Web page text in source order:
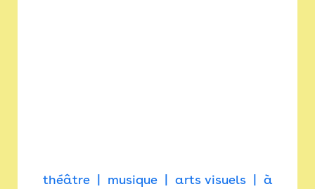
théâtre musique arts visuels
à